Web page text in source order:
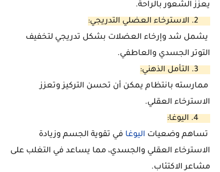
يعزز الشعور بالراحة.
يشمل شد وإرخاء العضلات بشكل تدريجي لتخفيف
التوتر الجسدي والعاطفي.
ممارسته بانتظام يمكن أن تحسن التركيز وتعزز
الاسترخاء العقلي.
تساهم وضعيات اليوغا في تقوية الجسم وزيادة
الاسترخاء العقلي والجسدي، مما يساعد في التغلب على
مشاعر الاكتئاب.